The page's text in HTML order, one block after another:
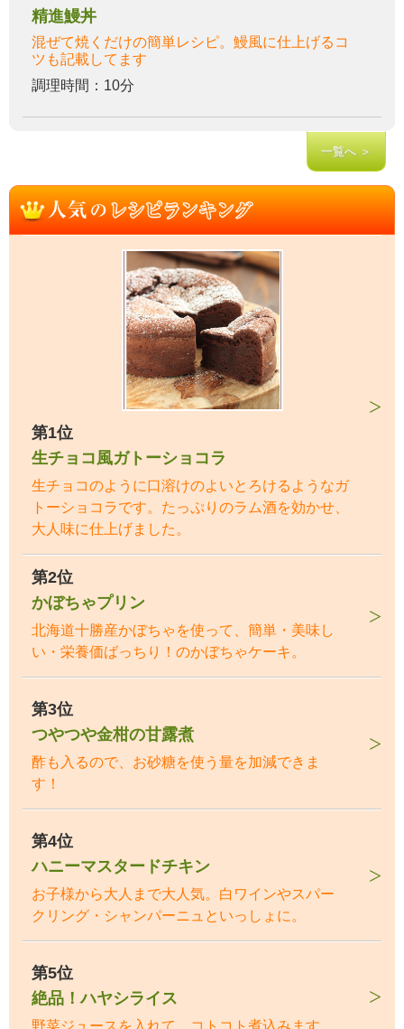
精進鰻丼
混ぜて焼くだけの簡単レシピ。鰻風に仕上げるコ
ツも記載してます
調理時間：10分
一覧へ ＞
第1位
生チョコ風ガトーショコラ
生チョコのように口溶けのよいとろけるようなガ
トーショコラです。たっぷりのラム酒を効かせ、
大人味に仕上げました。
第2位
かぼちゃプリン
北海道十勝産かぼちゃを使って、簡単・美味し
い・栄養価ばっちり！のかぼちゃケーキ。
第3位
つやつや金柑の甘露煮
酢も入るので、お砂糖を使う量を加減できま
す！
第4位
ハニーマスタードチキン
お子様から大人まで大人気。白ワインやスパー
クリング・シャンパーニュといっしょに。
第5位
絶品！ハヤシライス
野菜ジュースを入れて、コトコト煮込みます。